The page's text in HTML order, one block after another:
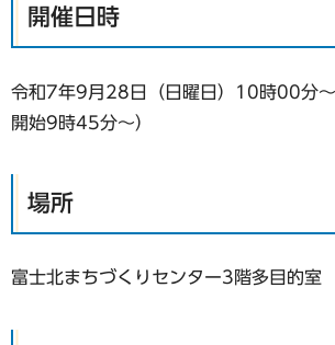
開催日時
令和7年9月28日（日曜日）10時00分
開始9時45分～）
場所
富士北まちづくりセンター3階多目的室